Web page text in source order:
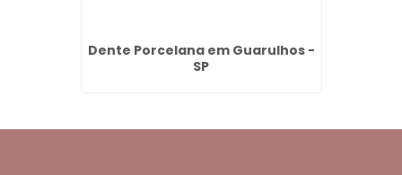
Dente Porcelana em Guarulhos -
SP